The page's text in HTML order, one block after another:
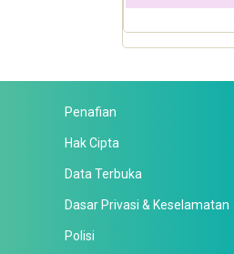
Penafian
Hak Cipta
Data Terbuka
Dasar Privasi & Keselamatan
Polisi